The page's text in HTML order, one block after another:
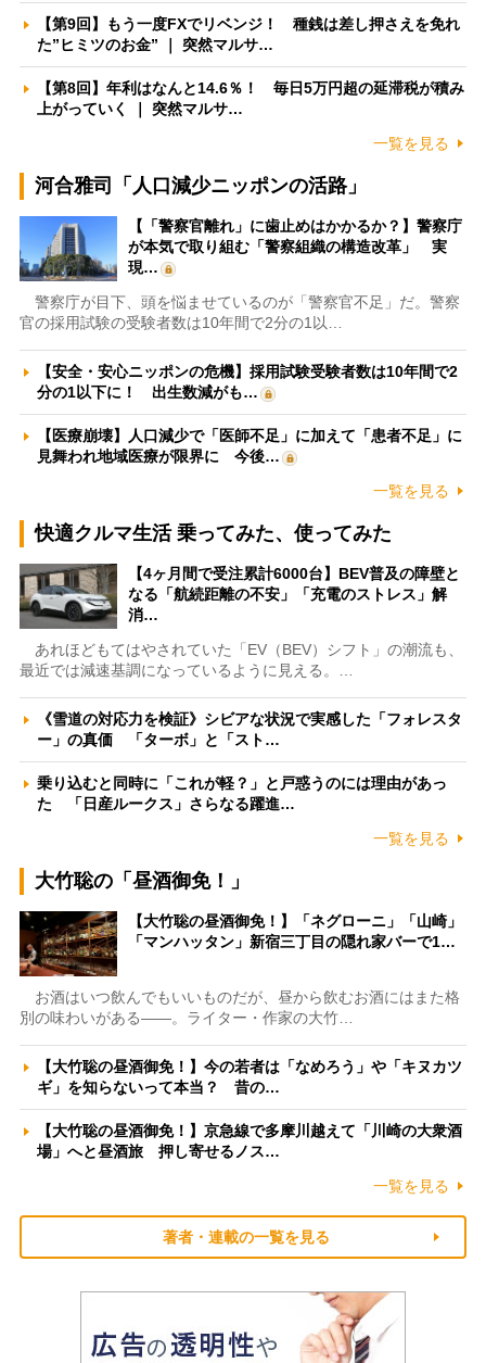
【第9回】もう一度FXでリベンジ！ 種銭は差し押さえを免れ
た”ヒミツのお金” ｜ 突然マルサ…
【第8回】年利はなんと14.6％！ 毎日5万円超の延滞税が積み
上がっていく ｜ 突然マルサ…
一覧を見る
河合雅司「人口減少ニッポンの活路」
【「警察官離れ」に歯止めはかかるか？】警察庁
が本気で取り組む「警察組織の構造改革」 実
現…
警察庁が目下、頭を悩ませているのが「警察官不足」だ。警察
官の採用試験の受験者数は10年間で2分の1以…
【安全・安心ニッポンの危機】採用試験受験者数は10年間で2
分の1以下に！ 出生数減がも…
【医療崩壊】人口減少で「医師不足」に加えて「患者不足」に
見舞われ地域医療が限界に 今後…
一覧を見る
快適クルマ生活 乗ってみた、使ってみた
【4ヶ月間で受注累計6000台】BEV普及の障壁と
なる「航続距離の不安」「充電のストレス」解
消…
あれほどもてはやされていた「EV（BEV）シフト」の潮流も、
最近では減速基調になっているように見える。…
《雪道の対応力を検証》シビアな状況で実感した「フォレスタ
ー」の真価 「ターボ」と「スト…
乗り込むと同時に「これが軽？」と戸惑うのには理由があっ
た 「日産ルークス」さらなる躍進…
一覧を見る
大竹聡の「昼酒御免！」
【大竹聡の昼酒御免！】「ネグローニ」「山崎」
「マンハッタン」新宿三丁目の隠れ家バーで1…
お酒はいつ飲んでもいいものだが、昼から飲むお酒にはまた格
別の味わいがある――。ライター・作家の大竹…
【大竹聡の昼酒御免！】今の若者は「なめろう」や「キヌカツ
ギ」を知らないって本当？ 昔の…
【大竹聡の昼酒御免！】京急線で多摩川越えて「川崎の大衆酒
場」へと昼酒旅 押し寄せるノス…
一覧を見る
著者・連載の一覧を見る